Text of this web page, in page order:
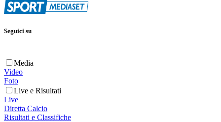
Seguici su
Media
Video
Foto
Live e Risultati
Live
Diretta Calcio
Risultati e Classifiche